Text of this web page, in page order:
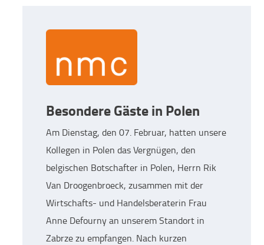
Besondere Gäste in Polen
Am Dienstag, den 07. Februar, hatten unsere
Kollegen in Polen das Vergnügen, den
belgischen Botschafter in Polen, Herrn Rik
Van Droogenbroeck, zusammen mit der
Wirtschafts- und Handelsberaterin Frau
Anne Defourny an unserem Standort in
Zabrze zu empfangen. Nach kurzen